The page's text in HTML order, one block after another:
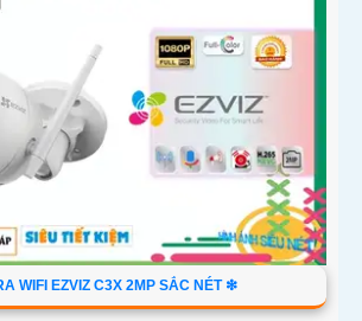
WIFI EZVIZ C3X 2MP SẮC NÉT ❇